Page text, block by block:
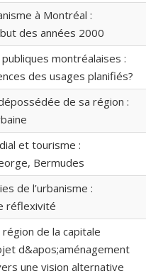
à Montréal :
des années 2000
montréalaises :
des usages planifiés?
de sa région :
et tourisme :
Bermudes
de l’urbanisme :
réflexivité
de la capitale
d&apos;aménagement
une vision alternative